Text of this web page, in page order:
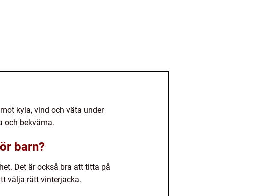
kyla, vind och väta under
och bekväma.
barn?
Det är också bra att titta på
välja rätt vinterjacka.